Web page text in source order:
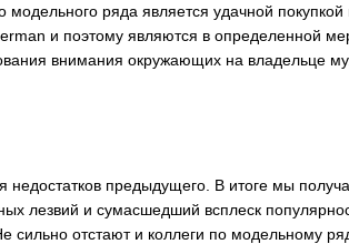
ряда является удачной покупкой
и поэтому являются в определенной
внимания окружающих на владельце
недостатков предыдущего. В итоге мы
лезвий и сумасшедший всплеск
сильно отстают и коллеги по модельному